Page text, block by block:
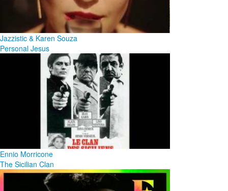
Jazzistic & Karen Souza
Personal Jesus
Ennio Morricone
The Sicilian Clan